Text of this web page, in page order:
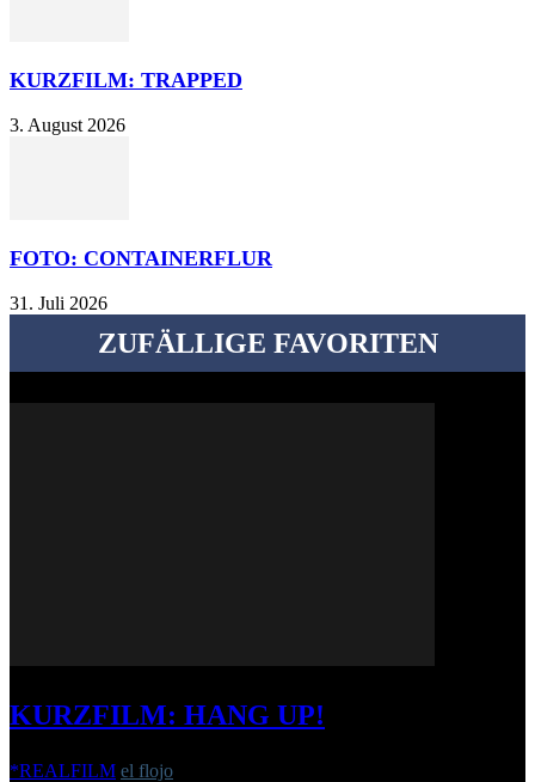
KURZFILM: TRAPPED
3. August 2026
FOTO: CONTAINERFLUR
31. Juli 2026
ZUFÄLLIGE FAVORITEN
KURZFILM: HANG UP!
*REALFILM el flojo